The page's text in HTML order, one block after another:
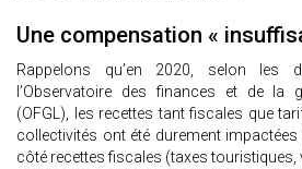
Une compensation «
Rappelons qu’en 2020, selon les
l’Observatoire des finances et de la
(OFGL), les recettes tant fiscales que
collectivités ont été durement
côté recettes fiscales (taxes touristiques,